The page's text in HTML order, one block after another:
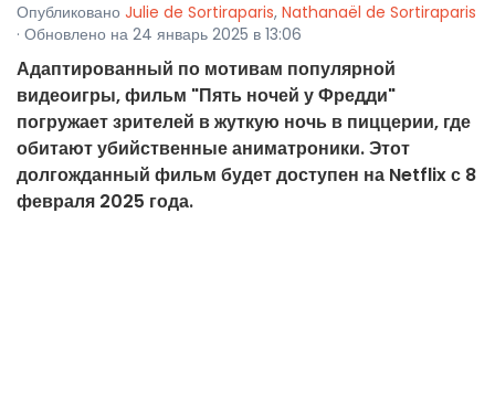
Опубликовано Julie de Sortiraparis, Nathanaël de Sortiraparis
· Обновлено на 24 январь 2025 в 13:06
Адаптированный по мотивам популярной
видеоигры, фильм "Пять ночей у Фредди"
погружает зрителей в жуткую ночь в пиццерии, где
обитают убийственные аниматроники. Этот
долгожданный фильм будет доступен на Netflix с 8
февраля 2025 года.